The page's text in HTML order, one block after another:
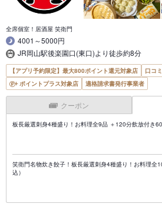
全席個室！居酒屋 笑衛門
4001～5000円
JR岡山駅後楽園口(東口)より徒歩約8分
【アプリ予約限定】最大800ポイント還元対象店
口コ
ポイントプラス対象店
適格請求書発行事業者
クーポン
板長厳選刺身4種盛り！お料理全9品 ＋120分飲放付き
笑衛門名物炊き餃子！板長厳選刺身4種盛り！お料理
込）